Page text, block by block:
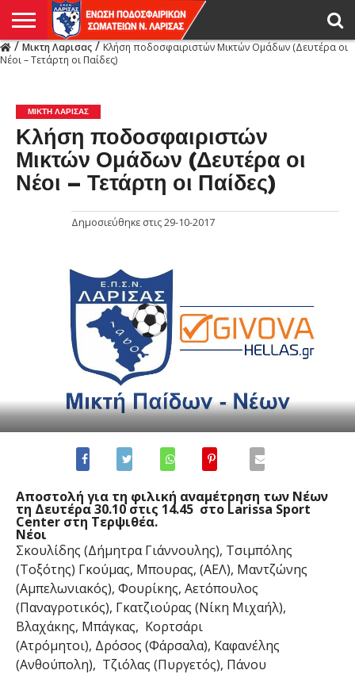
Η
ΕΝΩΣΗ
ΑΓΩΝΙΣΤΙΚΑ
ΜΙΚΤΉ
ΔΙΑΙΤΗΣΙΑ
ΠΡΩΤΑΘΛΗΜΑΤΑ
ΥΠΟΔΟΜΕΣ
ΚΥΠΕΛΛΟ
ΑΜΕΣΑ
LIVE
ΝΕΑ
ΠΡΩΤΑΘΛΗΜΑΤΑ
ΚΥΠΕΛΛΟ
ΥΠΟΔΟΜΕΣ
ΠΕΙΘΑΡΧΙΚΟ
ΜΙΚΤΗ
ΠΑΡΑΤΗΡΗΤΕΣ
ΠΡΟΠΟΝΗΤΕΣ
ΔΙΑΙΤΗΤΕΣ
VIDEO
ΓΕΝΙΚΑ
ΑΦΙΕΡΩΜΑΤΑ
ΕΚΔΗΛΩΣΕΙΣ
ΕΠΙΚΟΙΝΩΝΙΑ
/Μικτη Λαρισας/Κλήση ποδοσφαιριστών Μικτών Ομάδων (Δευτέρα οι
Νέοι – Τετάρτη οι Παίδες)
ΜΙΚΤΗ ΛΑΡΙΣΑΣ
Κλήση ποδοσφαιριστών
Μικτών Ομάδων (Δευτέρα οι
Νέοι – Τετάρτη οι Παίδες)
Δημοσιεύθηκε στις29-10-2017
Αποστολή για τη φιλική αναμέτρηση των Νέων
τη Δευτέρα 30.10 στις 14.45 στο Larissa Sport
Center στη Τερψιθέα.
Νέοι
Σκουλίδης (Δήμητρα Γιάννουλης), Τσιμπόλης
(Τοξότης) Γκούμας, Μπουρας, (ΑΕΛ), Μαντζώνης
(Αμπελωνιακός), Φουρίκης, Αετόπουλος
(Παναγροτικός), Γκατζιούρας (Νίκη Μιχαήλ),
Βλαχάκης, Μπάγκας, Κορτσάρι
(Ατρόμητοι), Δρόσος (Φάρσαλα), Καφανέλης
(Ανθούπολη), Τζιόλας (Πυργετός), Πάνου